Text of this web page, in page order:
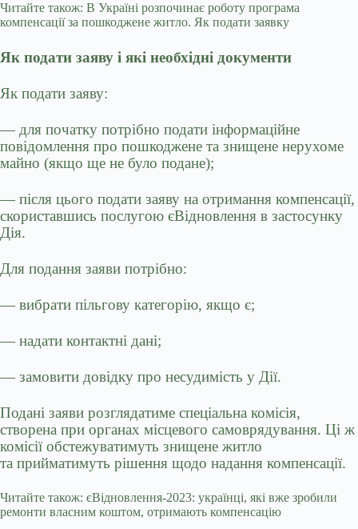
Читайте також: В Україні розпочинає роботу програма
компенсації за пошкоджене житло. Як подати заявку
Як подати заяву і які необхідні документи
Як подати заяву:
— для початку потрібно подати інформаційне
повідомлення про пошкоджене та знищене нерухоме
майно (якщо ще не було подане);
— після цього подати заяву на отримання компенсації,
скориставшись послугою єВідновлення в застосунку
Дія.
Для подання заяви потрібно:
— вибрати пільгову категорію, якщо є;
— надати контактні дані;
— замовити довідку про несудимість у Дії.
Подані заяви розглядатиме спеціальна комісія,
створена при органах місцевого самоврядування. Ці ж
комісії обстежуватимуть знищене житло
та прийматимуть рішення щодо надання компенсації.
Читайте також: єВідновлення-2023: українці, які вже зробили
ремонти власним коштом, отримають компенсацію